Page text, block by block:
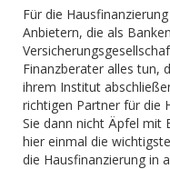
Für die
Anbietern, die als
Finanzberater alles tun,
ihrem Institut
richtigen Partner für die
Sie dann nicht Äpfel mit
hier einmal die
die Hausfinanzierung in